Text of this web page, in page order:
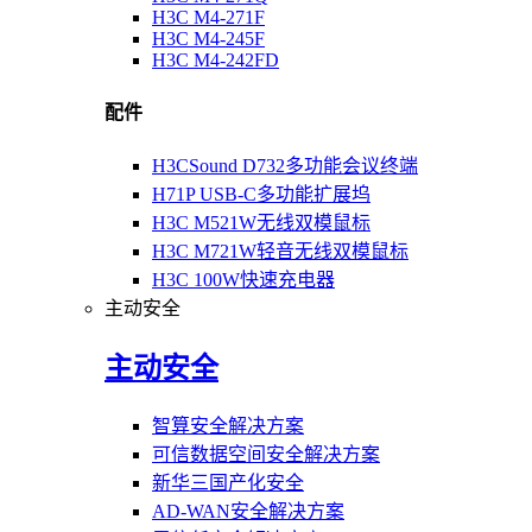
H3C M4-271F
H3C M4-245F
H3C M4-242FD
配件
H3CSound D732多功能会议终端
H71P USB-C多功能扩展坞
H3C M521W无线双模鼠标
H3C M721W轻音无线双模鼠标
H3C 100W快速充电器
主动安全
主动安全
智算安全解决方案
可信数据空间安全解决方案
新华三国产化安全
AD-WAN安全解决方案